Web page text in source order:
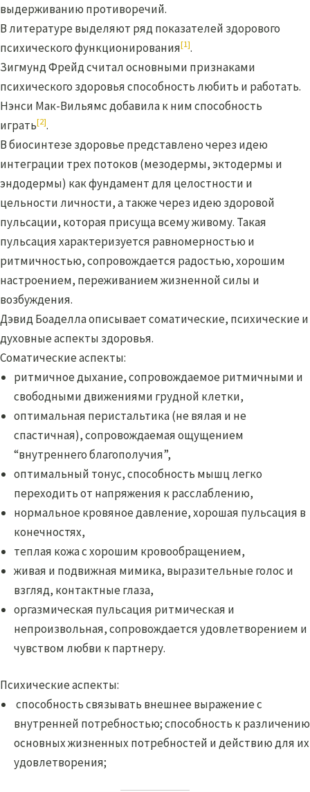
выдерживанию противоречий.
В литературе выделяют ряд показателей здорового
психического функционирования[1].
Зигмунд Фрейд считал основными признаками
психического здоровья способность любить и работать.
Нэнси Мак-Вильямс добавила к ним способность
играть[2].
В биосинтезе здоровье представлено через идею
интеграции трех потоков (мезодермы, эктодермы и
эндодермы) как фундамент для целостности и
цельности личности, а также через идею здоровой
пульсации, которая присуща всему живому. Такая
пульсация характеризуется равномерностью и
ритмичностью, сопровождается радостью, хорошим
настроением, переживанием жизненной силы и
возбуждения.
Дэвид Боаделла описывает соматические, психические и
духовные аспекты здоровья.
Соматические аспекты:
ритмичное дыхание, сопровождаемое ритмичными и
свободными движениями грудной клетки,
оптимальная перистальтика (не вялая и не
спастичная), сопровождаемая ощущением
“внутреннего благополучия”,
оптимальный тонус, способность мышц легко
переходить от напряжения к расслаблению,
нормальное кровяное давление, хорошая пульсация в
конечностях,
теплая кожа с хорошим кровообращением,
живая и подвижная мимика, выразительные голос и
взгляд, контактные глаза,
оргазмическая пульсация ритмическая и
непроизвольная, сопровождается удовлетворением и
чувством любви к партнеру.
Психические аспекты:
способность связывать внешнее выражение с
внутренней потребностью; способность к различению
основных жизненных потребностей и действию для их
удовлетворения;